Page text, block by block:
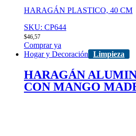
HARAGÁN PLASTICO, 40 CM
SKU: CP644
$46,57
Comprar ya
Hogar y Decoración
Limpieza
HARAGÁN
CON MANGO